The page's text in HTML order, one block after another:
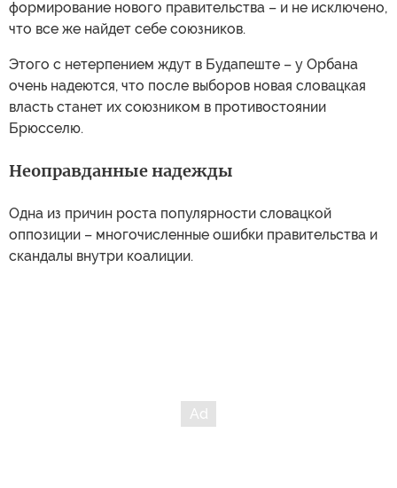
формирование нового правительства – и не исключено,
что все же найдет себе союзников.
Этого с нетерпением ждут в Будапеште – у Орбана
очень надеются, что после выборов новая словацкая
власть станет их союзником в противостоянии
Брюсселю.
Неоправданные надежды
Одна из причин роста популярности словацкой
оппозиции – многочисленные ошибки правительства и
скандалы внутри коалиции.